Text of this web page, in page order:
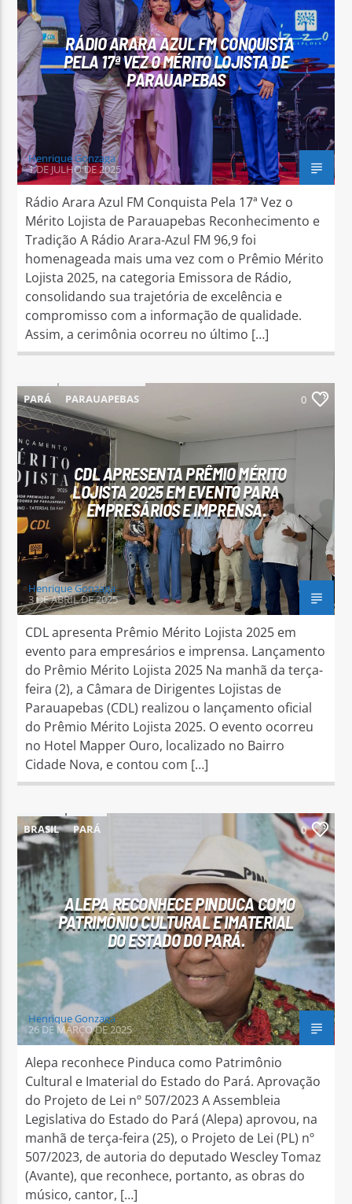
Arara Azul FM
RÁDIO ARARA AZUL FM CONQUISTA
PELA 17ª VEZ O MÉRITO LOJISTA DE
PARAUAPEBAS
Henrique Gonzaga
1 DE JULHO DE 2025
Rádio Arara Azul FM Conquista Pela 17ª Vez o
Mérito Lojista de Parauapebas Reconhecimento e
Tradição A Rádio Arara-Azul FM 96,9 foi
homenageada mais uma vez com o Prêmio Mérito
Lojista 2025, na categoria Emissora de Rádio,
consolidando sua trajetória de excelência e
compromisso com a informação de qualidade.
Assim, a cerimônia ocorreu no último […]
PARÁ PARAUAPEBAS 0
CDL APRESENTA PRÊMIO MÉRITO
LOJISTA 2025 EM EVENTO PARA
EMPRESÁRIOS E IMPRENSA.
Henrique Gonzaga
3 DE ABRIL DE 2025
CDL apresenta Prêmio Mérito Lojista 2025 em
evento para empresários e imprensa. Lançamento
do Prêmio Mérito Lojista 2025 Na manhã da terça-
feira (2), a Câmara de Dirigentes Lojistas de
Parauapebas (CDL) realizou o lançamento oficial
do Prêmio Mérito Lojista 2025. O evento ocorreu
no Hotel Mapper Ouro, localizado no Bairro
Cidade Nova, e contou com […]
BRASIL PARÁ 0
ALEPA RECONHECE PINDUCA COMO
PATRIMÔNIO CULTURAL E IMATERIAL
DO ESTADO DO PARÁ.
Henrique Gonzaga
26 DE MARÇO DE 2025
Alepa reconhece Pinduca como Patrimônio
Cultural e Imaterial do Estado do Pará. Aprovação
do Projeto de Lei nº 507/2023 A Assembleia
Legislativa do Estado do Pará (Alepa) aprovou, na
manhã de terça-feira (25), o Projeto de Lei (PL) nº
507/2023, de autoria do deputado Wescley Tomaz
(Avante), que reconhece, portanto, as obras do
músico, cantor, […]